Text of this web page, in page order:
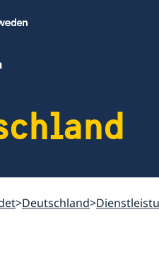
Deutschland